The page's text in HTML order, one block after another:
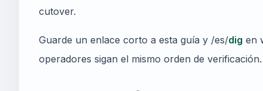
cutover.
Guarde un enlace corto a esta guía y /es/dig en
operadores sigan el mismo orden de verificación.